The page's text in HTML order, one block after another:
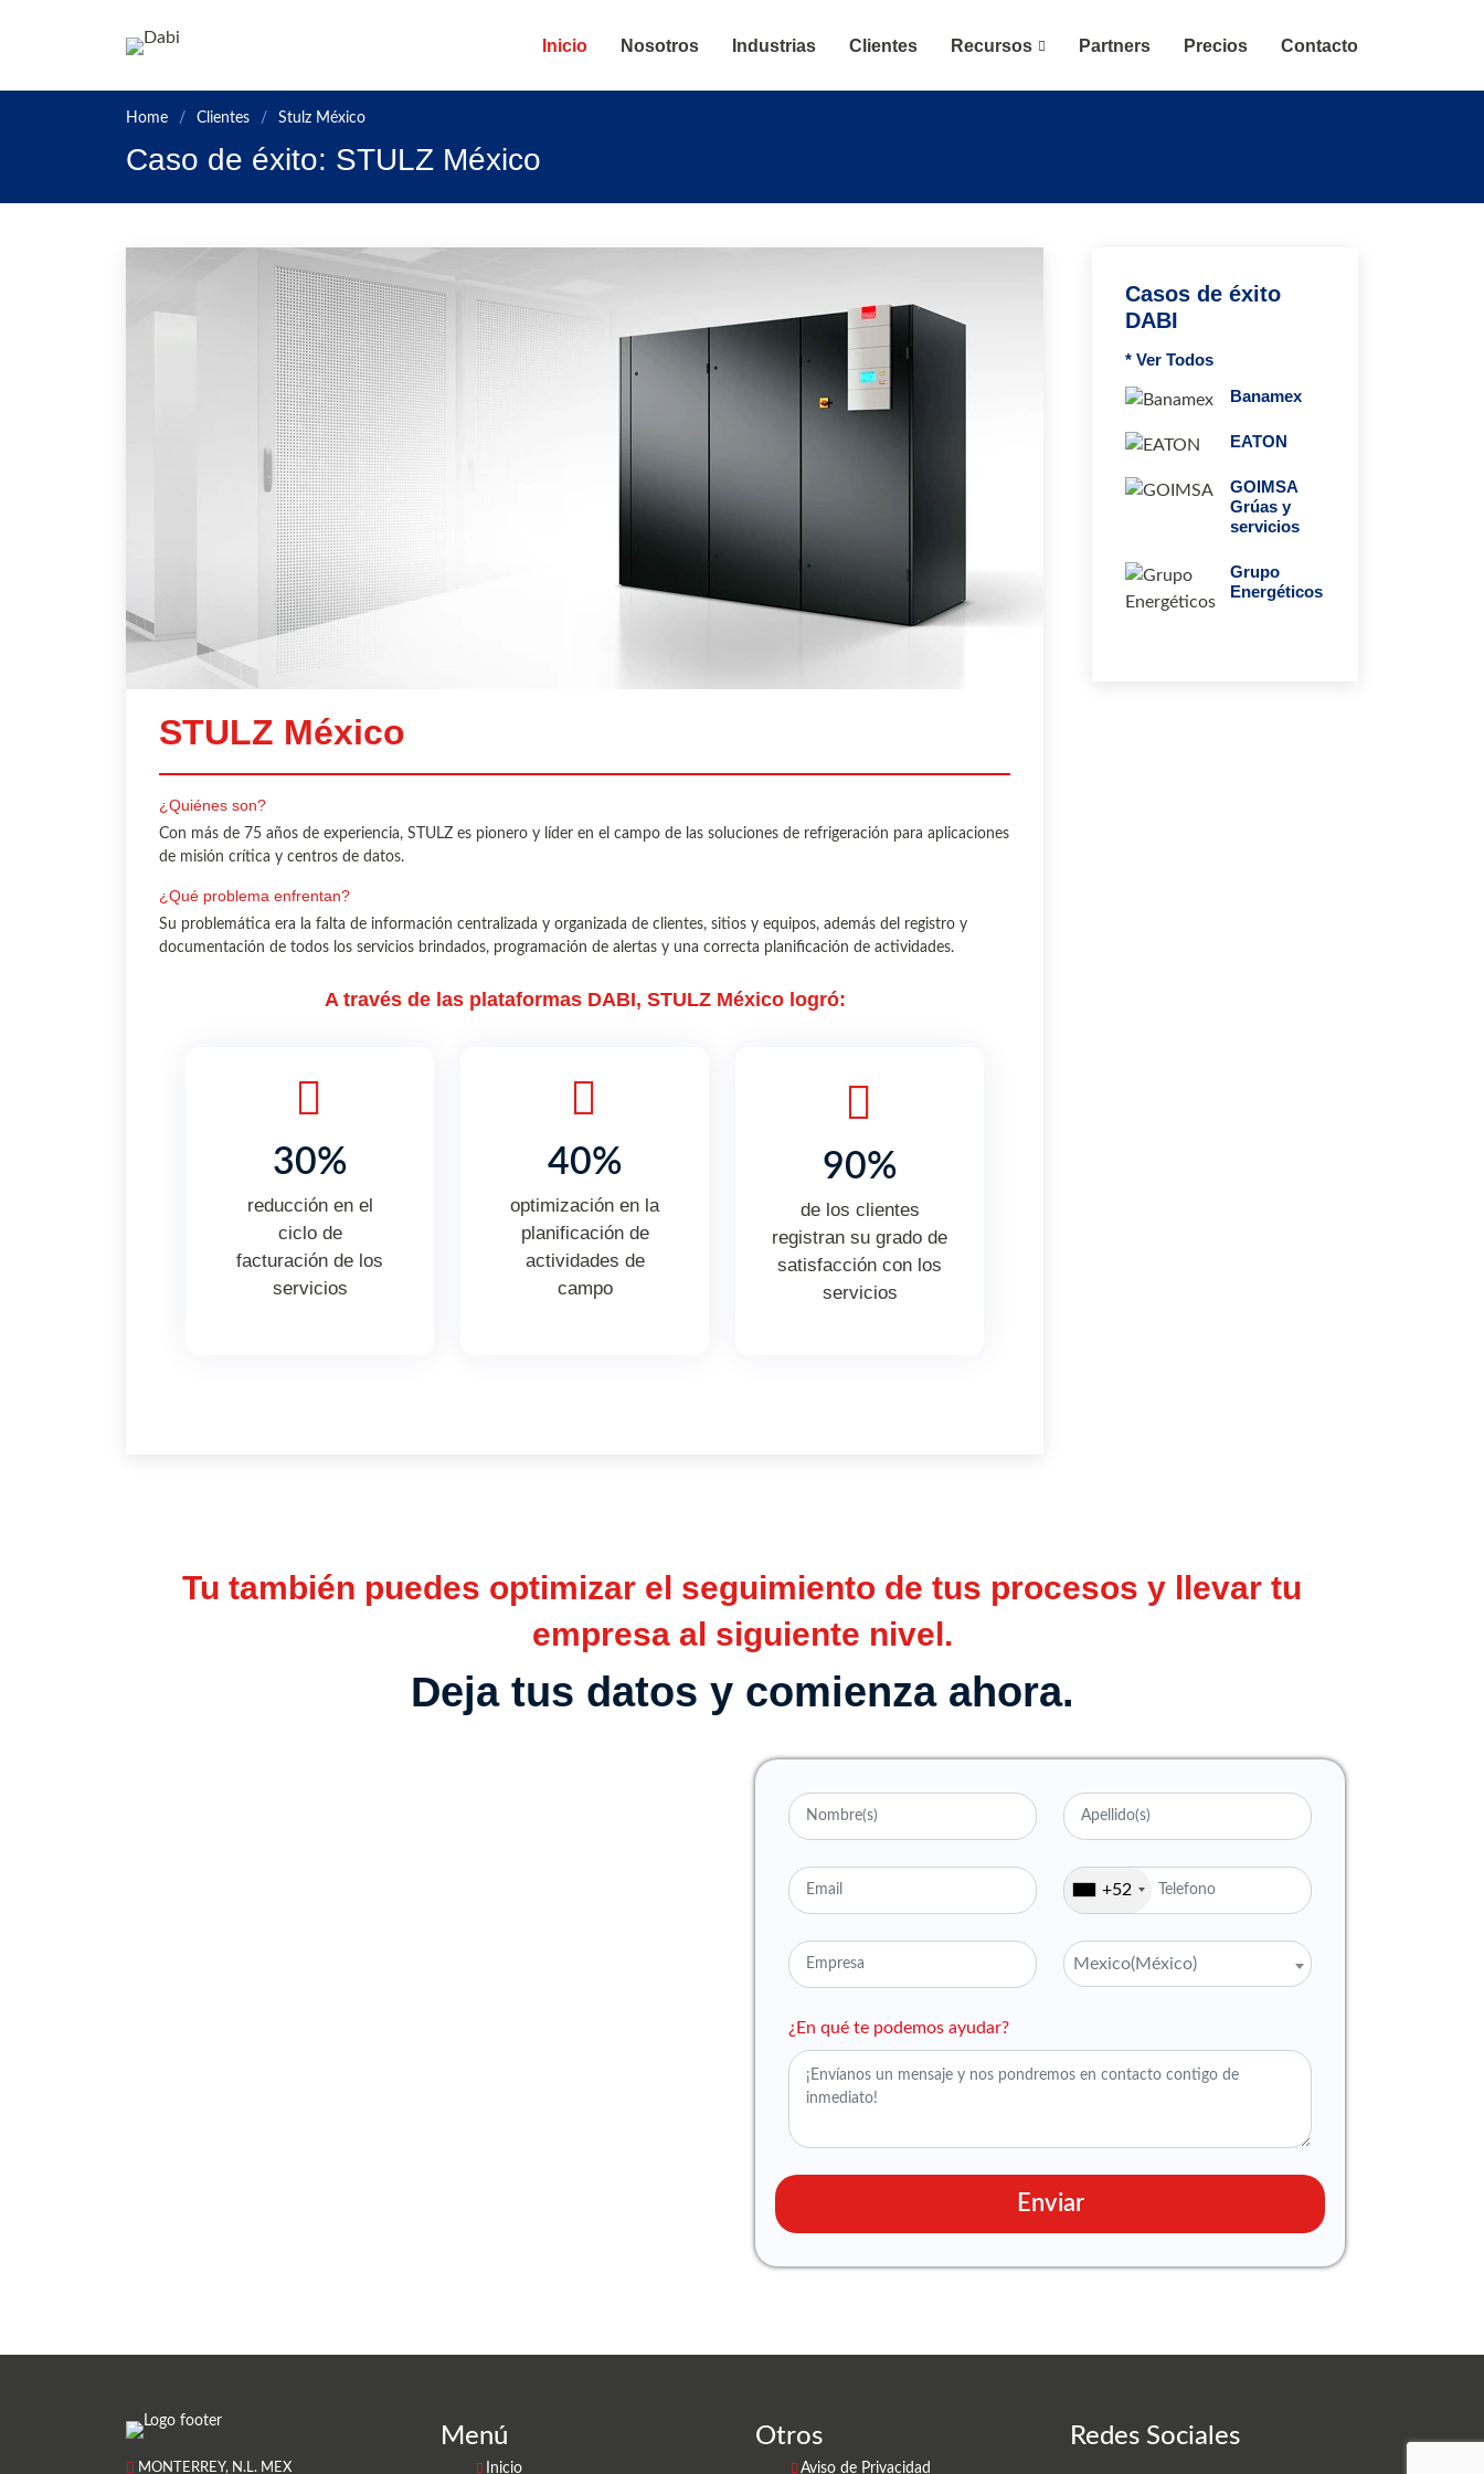
Ir a la página principal de Dabi
Inicio Nosotros Industrias Clientes Recursos Partners Precios Contacto
Home Clientes Stulz México
Caso de éxito: STULZ México
STULZ México
¿Quiénes son?
Con más de 75 años de experiencia, STULZ es pionero y líder en el campo de las soluciones de refrigeración para aplicaciones
de misión crítica y centros de datos.
¿Qué problema enfrentan?
Su problemática era la falta de información centralizada y organizada de clientes, sitios y equipos, además del registro y
documentación de todos los servicios brindados, programación de alertas y una correcta planificación de actividades.
A través de las plataformas DABI, STULZ México logró:
30%
reducción en el
ciclo de
facturación de los
servicios
40%
optimización en la
planificación de
actividades de
campo
90%
de los clientes
registran su grado de
satisfacción con los
servicios
Casos de éxito
DABI
* Ver Todos
Banamex
EATON
GOIMSA
Grúas y
servicios
Grupo
Energéticos
Tu también puedes optimizar el seguimiento de tus procesos y llevar tu
empresa al siguiente nivel.
Deja tus datos y comienza ahora.
+52
Mexico(México)
¿En qué te podemos ayudar?
Enviar
MONTERREY, N.L. MEX
Menú
Inicio
Otros
Aviso de Privacidad
Redes Sociales